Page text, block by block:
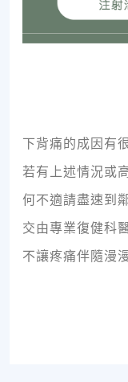
下背痛的成因有
若有上述情況或
何不適請盡速到
交由專業復健科
不讓疼痛伴隨漫